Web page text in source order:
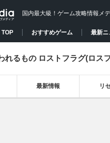
国内最大級！ゲーム攻略情報メ
TOP おすすめゲーム 最新ニ
れるもの ロストフラグ(ロス
最新情報 リ